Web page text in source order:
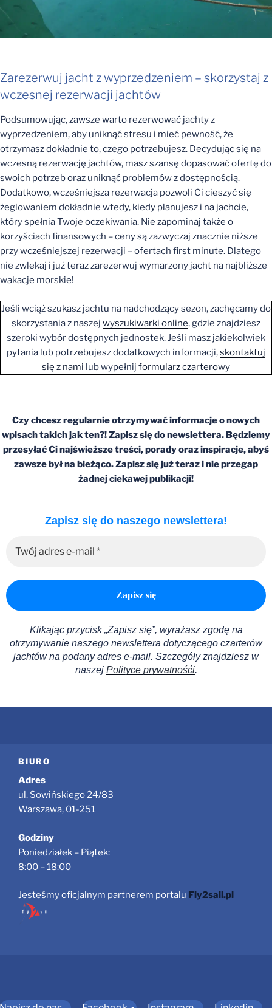
Zarezerwuj jacht z wyprzedzeniem – skorzystaj z
wczesnej rezerwacji jachtów
Podsumowując, zawsze warto rezerwować jachty z
wyprzedzeniem, aby uniknąć stresu i mieć pewność, że
otrzymasz dokładnie to, czego potrzebujesz. Decydując się na
wczesną rezerwację jachtów, masz szansę dopasować ofertę do
swoich potrzeb oraz uniknąć problemów z dostępnością.
Dodatkowo, wcześniejsza rezerwacja pozwoli Ci cieszyć się
żeglowaniem dokładnie wtedy, kiedy planujesz i na jachcie,
który spełnia Twoje oczekiwania. Nie zapominaj także o
korzyściach finansowych – ceny są zazwyczaj znacznie niższe
przy wcześniejszej rezerwacji – ofertach first minute. Dlatego
nie zwlekaj i już teraz zarezerwuj wymarzony jacht na najbliższe
wakacje morskie!
Jeśli wciąż szukasz jachtu na nadchodzący sezon, zachęcamy do
skorzystania z naszej wyszukiwarki online, gdzie znajdziesz
szeroki wybór dostępnych jednostek. Jeśli masz jakiekolwiek
pytania lub potrzebujesz dodatkowych informacji,skontaktuj
się z nami lub wypełnij formularz czarterowy
Czy chcesz regularnie otrzymywać informacje o nowych
wpisach takich jak ten?! Zapisz się do newslettera. Będziemy
przesyłać Ci najświeższe treści, porady oraz inspiracje, abyś
zawsze był na bieżąco. Zapisz się już teraz i nie przegap
żadnej ciekawej publikacji!
Zapisz się do naszego newslettera!
Klikając przycisk „Zapisz się”, wyrażasz zgodę na
otrzymywanie naszego newslettera dotyczącego czarterów
jachtów na podany adres e-mail. Szczegóły znajdziesz w
naszej Polityce prywatnośći.
BIURO
Adres
ul. Sowińskiego 24/83
Warszawa, 01-251
Godziny
Poniedziałek – Piątek:
8:00 – 18:00
Jesteśmy oficjalnym partnerem portalu Fly2sail.pl